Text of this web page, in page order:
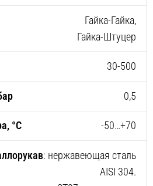
Гайка-Гайка,
Гайка-Штуцер
30-500
0,5
-50…+70
: нержавеющая сталь
AISI 304.